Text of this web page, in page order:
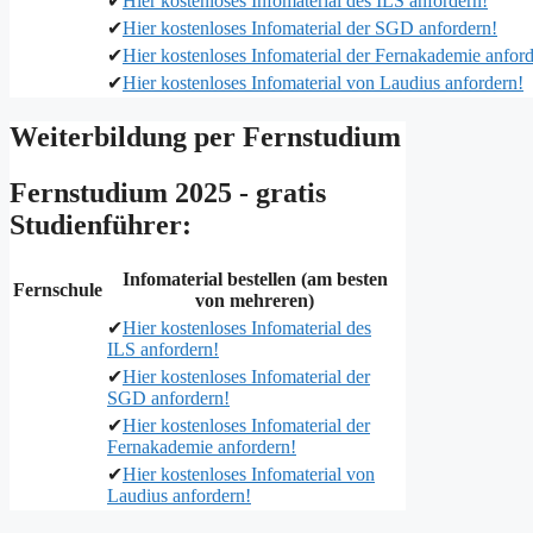
✔Hier kostenloses Infomaterial der SGD anfordern!
✔Hier kostenloses Infomaterial der Fernakademie
✔Hier kostenloses Infomaterial von Laudius anfordern!
Weiterbildung per Fernstudium
Fernstudium 2025 - gratis
Studienführer:
Fernschule
Infomaterial bestellen (am besten
von mehreren)
✔Hier kostenloses Infomaterial des
ILS anfordern!
✔Hier kostenloses Infomaterial der
SGD anfordern!
✔Hier kostenloses Infomaterial der
Fernakademie anfordern!
✔Hier kostenloses Infomaterial von
Laudius anfordern!